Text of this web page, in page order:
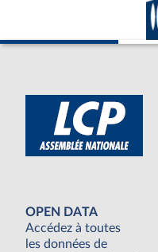
OPEN DATA
Accédez à toutes
les données de